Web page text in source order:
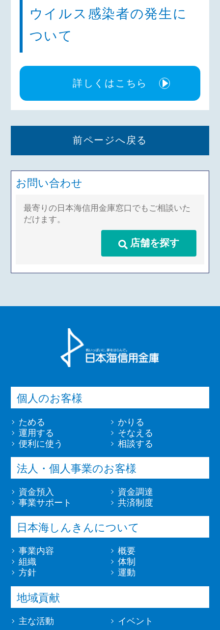
ウイルス感染者の発生に
ついて
詳しくはこちら
前ページへ戻る
お問い合わせ
最寄りの日本海信用金庫窓口でもご相談いた
だけます。
店舗を探す
個人のお客様
ためる
かりる
運用する
そなえる
便利に使う
相談する
法人・個人事業のお客様
資金預入
資金調達
事業サポート
共済制度
日本海しんきんについて
事業内容
概要
組織
体制
方針
運動
地域貢献
主な活動 イベント